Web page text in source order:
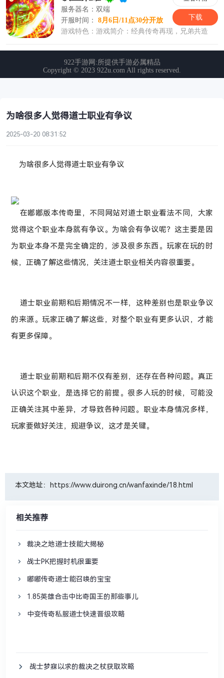
为啥很多人觉得道士职业有争议
2025-03-20 08:31:52
为啥很多人觉得道士职业有争议
在嘟嘟版本传奇里，不同网站对道士职业看法不同，大家
觉得这个职业本身就有争议。为啥会有争议呢？这主要是因
为职业本身不是完全确定的，涉及很多东西。玩家在玩的时
候，正确了解这些情况，关注道士职业相关内容很重要。
道士职业前期和后期情况不一样，这种差别也是职业争议
的来源。玩家正确了解这些，对整个职业有更多认识，才能
有更多保障。
道士职业前期和后期不仅有差别，还存在各种问题。真正
认识这个职业，是选择它的前提。很多人玩的时候，可能没
正确关注其中差异，才导致各种问题。职业本身情况多样，
玩家要做好关注，规避争议，这才是关键。
本文地址：https://www.duirong.cn/wanfaxinde/18.html
相关推荐
裁决之地道士技能大揭秘
战士PK把握时机很重要
嘟嘟传奇道士能召唤的宝宝
1.85英雄合击中比奇国王的那些事儿
中变传奇私服道士快速晋级攻略
战士梦寐以求的裁决之杖获取攻略